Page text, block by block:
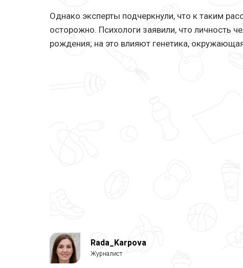
Однако эксперты подчеркнули, что к таким
осторожно. Психологи заявили, что личность
рождения; на это влияют генетика,
Rada_Karpova